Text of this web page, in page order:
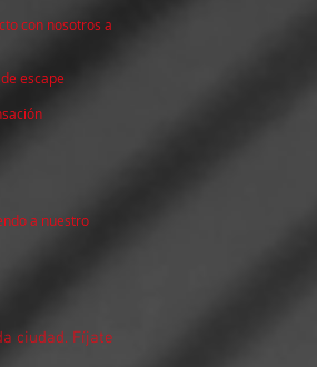
con nosotros a
escape
a nuestro
ciudad. Fíjate